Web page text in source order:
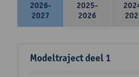
2026-
2027
2025-
2026
Modeltraject deel 1